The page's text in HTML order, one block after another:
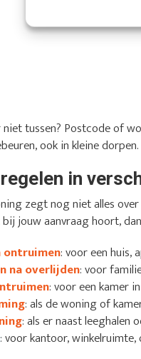
tussen? Postcode of
ook in kleine dorpen.
in
zegt nog niet alles
jouw aanvraag hoort,
ontruimen: voor een
na overlijden: voor
: voor een kamer
: als de woning of
: als er naast leeghalen
: voor kantoor,